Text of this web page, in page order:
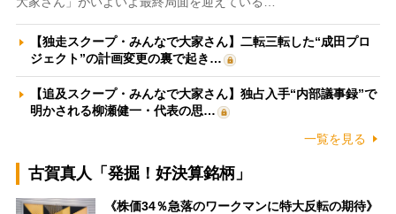
【独走スクープ・みんなで大家さん】二転三転した“成田プロ
ジェクト”の計画変更の裏で起き…
【追及スクープ・みんなで大家さん】独占入手“内部議事録”で
明かされる柳瀬健一・代表の思…
一覧を見る
古賀真人「発掘！好決算銘柄」
《株価34％急落のワークマンに特大反転の期待》